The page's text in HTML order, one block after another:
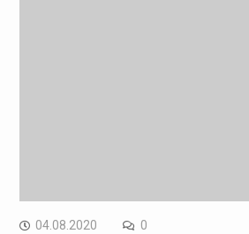
04.08.2020 0